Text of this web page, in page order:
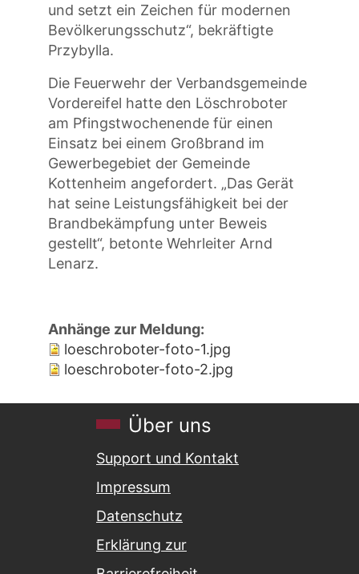
und setzt ein Zeichen für modernen
Bevölkerungsschutz“, bekräftigte
Przybylla.
Die Feuerwehr der Verbandsgemeinde
Vordereifel hatte den Löschroboter
am Pfingstwochenende für einen
Einsatz bei einem Großbrand im
Gewerbegebiet der Gemeinde
Kottenheim angefordert. „Das Gerät
hat seine Leistungsfähigkeit bei der
Brandbekämpfung unter Beweis
gestellt“, betonte Wehrleiter Arnd
Lenarz.
Anhänge zur Meldung
loeschroboter-foto-1.jpg
loeschroboter-foto-2.jpg
Über uns
Support und Kontakt
Impressum
Datenschutz
Erklärung zur